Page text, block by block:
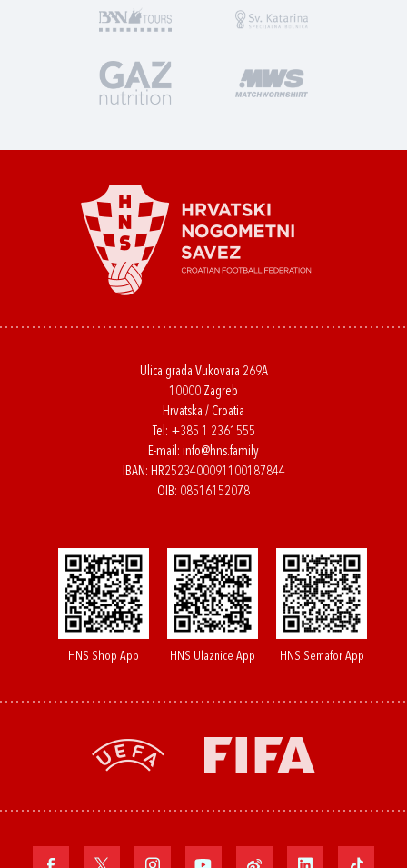
Ulica grada Vukovara 269A
10000 Zagreb
Hrvatska / Croatia
Tel: +385 1 2361555
E-mail: info@hns.family
IBAN: HR2523400091100187844
OIB: 08516152078
HNS Shop App HNS Ulaznice App HNS Semafor App